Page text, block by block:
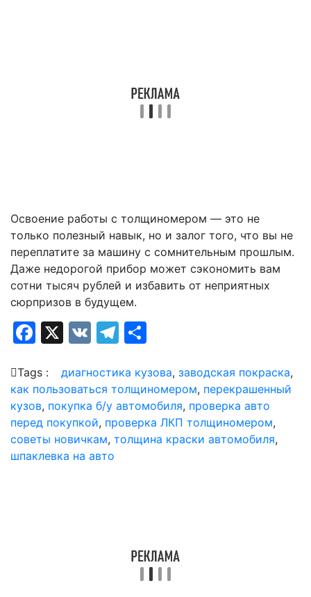
Освоение работы с толщиномером — это не
только полезный навык, но и залог того, что вы не
переплатите за машину с сомнительным прошлым.
Даже недорогой прибор может сэкономить вам
сотни тысяч рублей и избавить от неприятных
сюрпризов в будущем.
Facebook
X VK Telegram
Tags : диагностика кузова, заводская покраска,
как пользоваться толщиномером, перекрашенный
кузов, покупка б/у автомобиля, проверка авто
перед покупкой, проверка ЛКП толщиномером,
советы новичкам, толщина краски автомобиля,
шпаклевка на авто